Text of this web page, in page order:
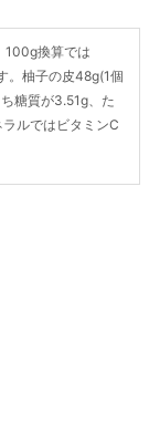
100g換算では
。柚子の皮48g(1個
糖質が3.51g、た
ルではビタミンC